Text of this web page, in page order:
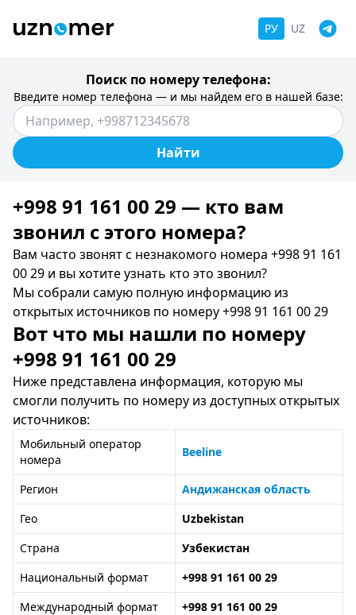
РУ UZ
Поиск по номеру телефона:
Введите номер телефона — и мы найдем его в нашей базе:
Найти
+998 91 161 00 29 — кто вам
звонил c этого номера?
Вам часто звонят с незнакомого номера +998 91 161
00 29 и вы хотите узнать кто это звонил?
Мы собрали самую полную информацию из
открытых источников по номеру +998 91 161 00 29
Вот что мы нашли по номеру
+998 91 161 00 29
Ниже представлена информация, которую мы
смогли получить по номеру из доступных открытых
источников:
Мобильный оператор
номера
Beeline
Регион
Андижанская область
Гео
Uzbekistan
Страна
Узбекистан
Национальный формат
+998 91 161 00 29
Международный формат
+998 91 161 00 29